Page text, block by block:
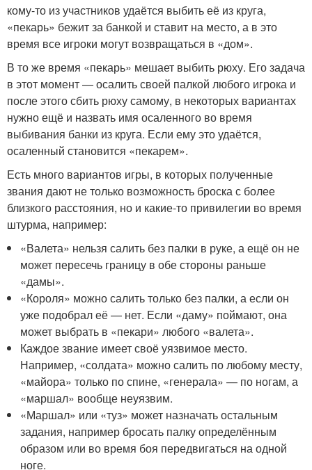
кому-то из участников удаётся выбить её из круга,
«пекарь» бежит за банкой и ставит на место, а в это
время все игроки могут возвращаться в «дом».
В то же время «пекарь» мешает выбить рюху. Его задача
в этот момент — осалить своей палкой любого игрока и
после этого сбить рюху самому, в некоторых вариантах
нужно ещё и назвать имя осаленного во время
выбивания банки из круга. Если ему это удаётся,
осаленный становится «пекарем».
Есть много вариантов игры, в которых полученные
звания дают не только возможность броска с более
близкого расстояния, но и какие-то привилегии во время
штурма, например:
«Валета» нельзя салить без палки в руке, а ещё он не
может пересечь границу в обе стороны раньше
«дамы».
«Короля» можно салить только без палки, а если он
уже подобрал её — нет. Если «даму» поймают, она
может выбрать в «пекари» любого «валета».
Каждое звание имеет своё уязвимое место.
Например, «солдата» можно салить по любому месту,
«майора» только по спине, «генерала» — по ногам, а
«маршал» вообще неуязвим.
«Маршал» или «туз» может назначать остальным
задания, например бросать палку определённым
образом или во время боя передвигаться на одной
ноге.